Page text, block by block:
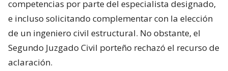
Juan Pablo Sepúlveda, abogado especialista en
materia civil, detalló que los peritajes tienen como
objetivo analizar pruebas claves ante una eventual
demanda.